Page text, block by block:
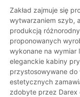
Zakład zajmuje się
wytwarzaniem szyb,
produkcją
proponowanych
wykonane na wymiar
eleganckie kabiny
przystosowywane
estetycznych
zdobyte przez Darex